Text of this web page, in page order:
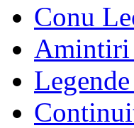
Conu
Amintiri